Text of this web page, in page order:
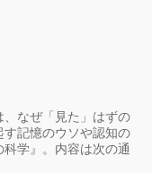
、なぜ「見た」はずの
記憶のウソや認知の
学』。内容は次の通